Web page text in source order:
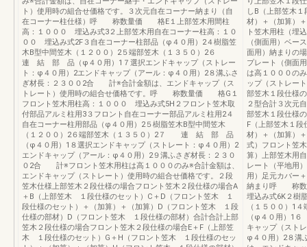
ト）使用時の組合せ価格です。３次元自在コーナー納まり（自
在コーナー柱仕様）呼 称数量価 格E１上部笠木用間柱
高：１０００ 埋込み式3２上部笠木用自在コーナー柱高：１０
００ 埋込み式2F３自在コーナー柱部品（φ４０用）2４樹脂笠
木B型中間笠木（１２００）2５端部笠木（１３５０）2６
連 結 部 品（φ４０用）1７選択エンドキャップ（ストレー
ト：φ４０用）2エンドキャップ（アール：φ４０用）2８溝ふさ
ぎ材長：２３００2合 計※合計金額は、エンドキャップ（ス
トレート）使用時の組合せ価格です。呼 称数量価 格G１
フロント笠木用柱高：１０００ 埋込み式5H２フロント笠木取
付部品アルミ柱用3３フロント自在コーナー部品アルミ柱用2４
自在コーナー柱用部品（φ４０用）2５樹脂笠木B型中間笠木
（１２００）2６端部笠木（１３５０）2７ 連 結 部 品
（φ４０用）1８選択エンドキャップ（ストレート：φ４０用）2
エンドキャップ（アール：φ４０用）2９溝ふさぎ材長：２３０
０2合 計※フロント笠木用柱は高１０００のみ※合計金額は、
エンドキャップ（ストレート）使用時の組合せ価格です。２段
笠木仕様上部笠木２段仕様の場合フロント笠木２段仕様の場合A
＋B（上部笠木 １段仕様のセット）C＋D（フロント笠木 １
段仕様のセット）＋（加算）＋（加算）D（フロント笠木 １段
仕様の部材）D（フロント笠木 １段仕様の部材）合計合計上部
笠木２段仕様の場合フロント笠木２段仕様の場合E＋F（上部笠
木 １段仕様のセット）G＋H（フロント笠木 １段仕様のセッ
しB（上部笠木
材）＋（加算）
ト笠木用柱（埋
（側面用）ベー
面用）納まりの
プレート（側面
は高１０００の
ップ（ストレー
部笠木１段仕様
２型合計３次元
部笠木１段仕様
F（上部笠木１段
材）＋（加算）
式）フロント笠
算）上部笠木用
レート（平地用
用）足元カバー
納まり呼 称数
埋込み式6K２樹
（１５００）1
（φ４０用）1
キャップ（スト
φ４０用）2８